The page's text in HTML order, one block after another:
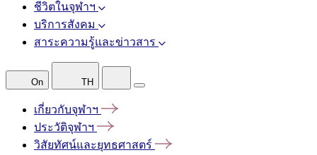
ชีวิตในจุฬาฯ
บริการสังคม
สาระความรู้และข่าวสาร
On TH
เกี่ยวกับจุฬาฯ
ประวัติจุฬาฯ
วิสัยทัศน์และยุทธศาสตร์